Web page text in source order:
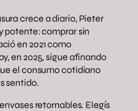
crece a diario, Pieter
potente: comprar sin
en 2021 como
en 2025, sigue afinando
el consumo cotidiano
sentido.
retornables. Elegís